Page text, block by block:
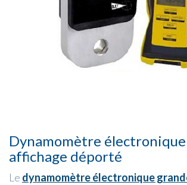
Dynamomètre électronique
affichage déporté
Le dynamomètre électronique